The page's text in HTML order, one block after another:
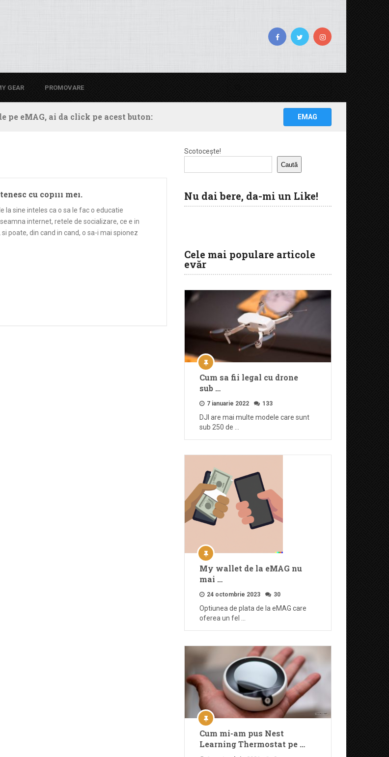
GEAR PROMOVARE
pe eMAG, ai da click pe acest buton: EMAG
cu copiii mei.
la sine inteles ca o sa le fac o educatie
internet, retele de socializare, ce e in
poate, din cand in cand, o sa-i mai spionez
Scotocește!
Caută
Nu dai bere, da-mi un Like!
Cele mai populare articole
evăr
Cum sa fii legal cu drone
sub …
7 ianuarie 2022 133
DJI are mai multe modele care sunt
sub 250 de …
My wallet de la eMAG nu
mai …
24 octombrie 2023 30
Optiunea de plata de la eMAG care
oferea un fel …
Cum mi-am pus Nest
Learning Thermostat pe …